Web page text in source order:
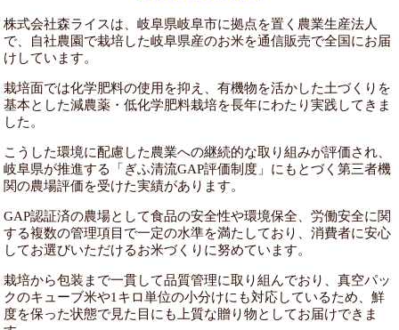
株式会社森ライスは、岐阜県岐阜市に拠点を置く農業生産法人
で、自社農園で栽培した岐阜県産のお米を通信販売で全国にお届
けしています。
栽培面では化学肥料の使用を抑え、有機物を活かした土づくりを
基本とした減農薬・低化学肥料栽培を長年にわたり実践してきま
した。
こうした環境に配慮した農業への継続的な取り組みが評価され、
岐阜県が推進する「ぎふ清流GAP評価制度」にもとづく第三者機
関の農場評価を受けた実績があります。
GAP認証済の農場として食品の安全性や環境保全、労働安全に関
する複数の管理項目で一定の水準を満たしており、消費者に安心
してお選びいただけるお米づくりに努めています。
栽培から包装まで一貫して品質管理に取り組んでおり、真空パッ
クのキューブ米や1キロ単位の小分けにも対応しているため、鮮
度を保った状態で見た目にも上質な贈り物としてお届けできま